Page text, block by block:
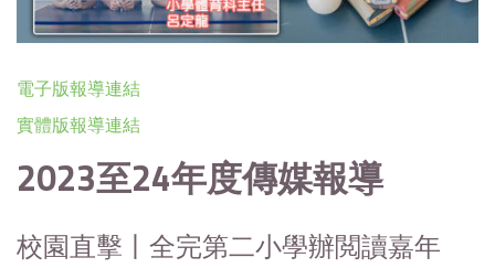
電子版報導連結
實體版報導連結
2023至24年度傳媒報導
校園直擊丨全完第二小學辦閲讀嘉年